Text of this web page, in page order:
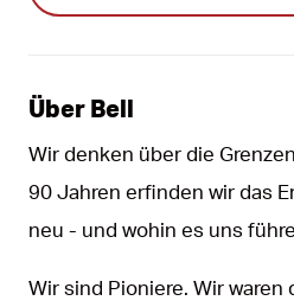
Über Bell
Wir denken über die
90 Jahren erfinden wir das
neu - und wohin es uns
Wir sind Pioniere. Wir waren